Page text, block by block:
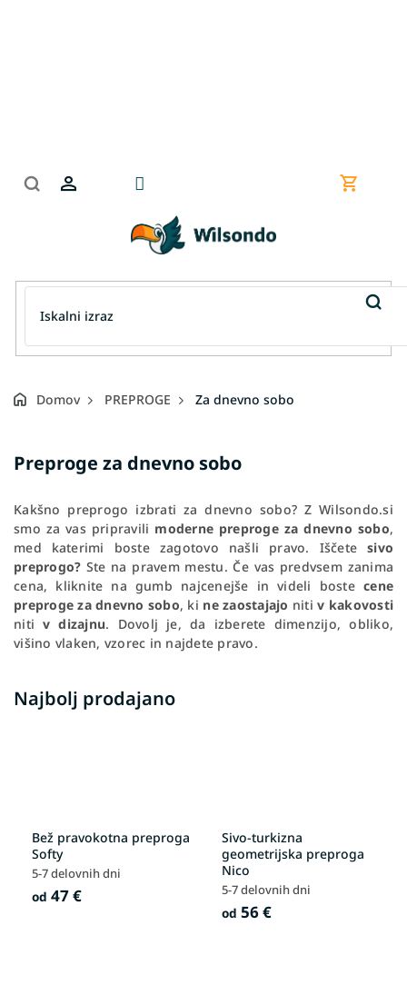
Domov PREPROGE Za dnevno sobo
Preproge za dnevno sobo
Kakšno preprogo izbrati za dnevno sobo? Z Wilsondo.si
smo za vas pripravili moderne preproge za dnevno sobo,
med katerimi boste zagotovo našli pravo. Iščete sivo
preprogo? Ste na pravem mestu. Če vas predvsem zanima
cena, kliknite na gumb najcenejše in videli boste cene
preproge za dnevno sobo, ki ne zaostajajo nitiv kakovosti
nitiv dizajnu. Dovolj je, da izberete dimenzijo, obliko,
višino vlaken, vzorec in najdete pravo.
Najbolj prodajano
Bež pravokotna preproga
Softy
5-7 delovnih dni
od 47 €
Sivo-turkizna
geometrijska preproga
Nico
5-7 delovnih dni
od 56 €